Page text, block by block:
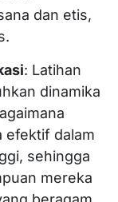
dan etis,
: Latihan
dinamika
efektif dalam
sehingga
mereka